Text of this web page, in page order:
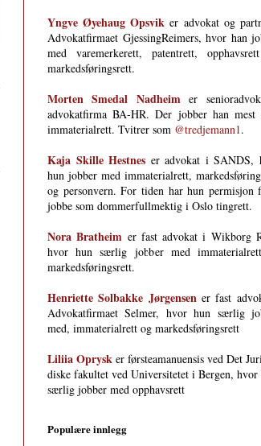
Yngve Øyehaug Opsvik er advokat og
Advokatfirmaet GjessingReimers, hvor han
med varemerkerett, patentrett,
markedsføringsrett.
Morten Smedal Nad­heim er
advokatfirma BA-HR. Der jobber han mest
immaterialrett. Tvitrer som @tredjemann1.
Kaja Skille Hestnes er advokat i SANDS,
hun jobber med immaterial­rett,
og person­vern. For tiden har hun permisjon
jobbe som dommerfullmektig i Oslo tingrett.
Nora Bratheim er fast advokat i Wikborg
hvor hun særlig jobber med
markedsføringsrett.
Henriette Solbakke Jørgensen er fast
Advokat­firmaet Selmer, hvor hun særlig
med, immaterial­rett og markedsføringsrett
Liliia Oprysk er førsteamanuensis ved Det
diske fakultet ved Uni­versi­tetet i Bergen, hvor
særlig jobber med opphavsrett
Populære innlegg